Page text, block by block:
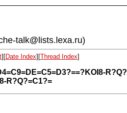
talk@lists.lexa.ru)
][Date Index][Thread Index]
R?Q?
R?Q?=C1?=